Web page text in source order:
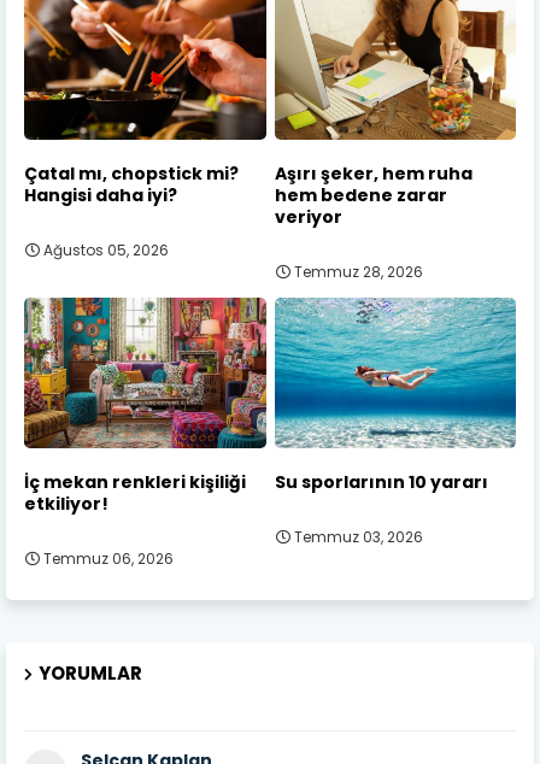
Çatal mı, chopstick mi?
Hangisi daha iyi?
Ağustos 05, 2026
Aşırı şeker, hem ruha
hem bedene zarar
veriyor
Temmuz 28, 2026
İç mekan renkleri kişiliği
etkiliyor!
Temmuz 06, 2026
Su sporlarının 10 yararı
Temmuz 03, 2026
YORUMLAR